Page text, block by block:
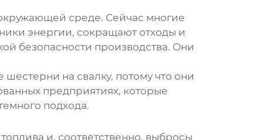
среде. Сейчас многие
энергии, сокращают отходы и
безопасности производства. Они
на свалку, потому что они
предприятиях, которые
подхода.
и, соответственно, выбросы